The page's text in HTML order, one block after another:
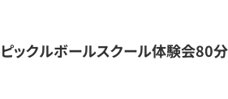
ピックルボールスクール体験会80